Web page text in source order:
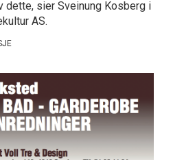
dette, sier Sveinung Kosberg i
AS.